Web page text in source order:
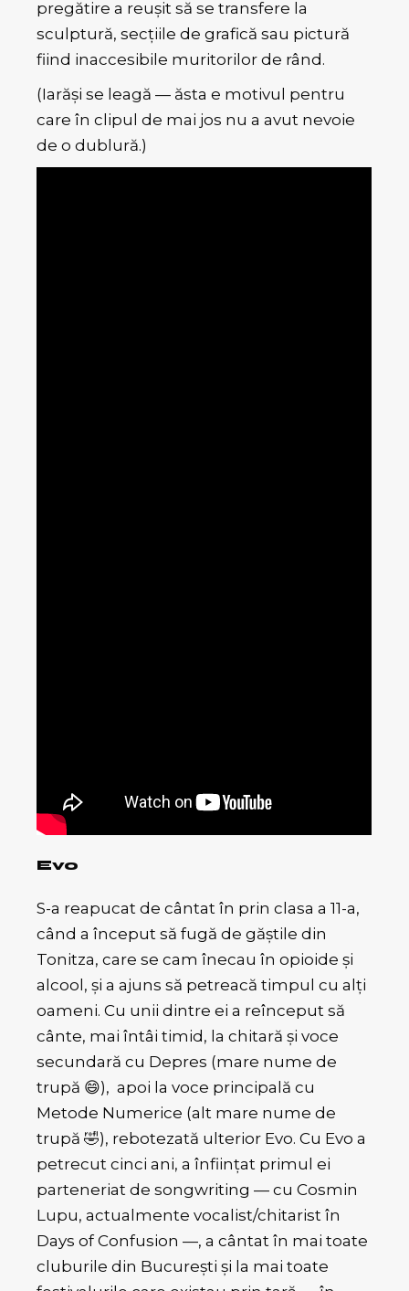
pregătire a reușit să se transfere la
sculptură, secțiile de grafică sau pictură
fiind inaccesibile muritorilor de rând.
(Iarăși se leagă — ăsta e motivul pentru
care în clipul de mai jos nu a avut nevoie
de o dublură.)
Evo
S-a reapucat de cântat în prin clasa a 11-a,
când a început să fugă de găștile din
Tonitza, care se cam înecau în opioide și
alcool, și a ajuns să petreacă timpul cu alți
oameni. Cu unii dintre ei a reînceput să
cânte, mai întâi timid, la chitară și voce
secundară cu Depres (mare nume de
trupă 😄), apoi la voce principală cu
Metode Numerice (alt mare nume de
trupă 🤣), rebotezată ulterior Evo. Cu Evo a
petrecut cinci ani, a înființat primul ei
parteneriat de songwriting — cu Cosmin
Lupu, actualmente vocalist/chitarist în
Days of Confusion —, a cântat în mai toate
cluburile din București și la mai toate